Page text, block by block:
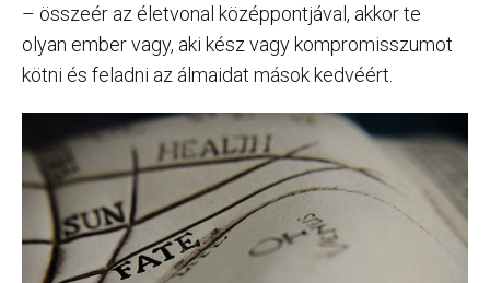
– összeér az életvonal középpontjával, akkor te
olyan ember vagy, aki kész vagy kompromisszumot
kötni és feladni az álmaidat mások kedvéért.